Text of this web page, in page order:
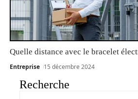
Quelle distance avec le bracelet
Entreprise 15 décembre 2024
Recherche